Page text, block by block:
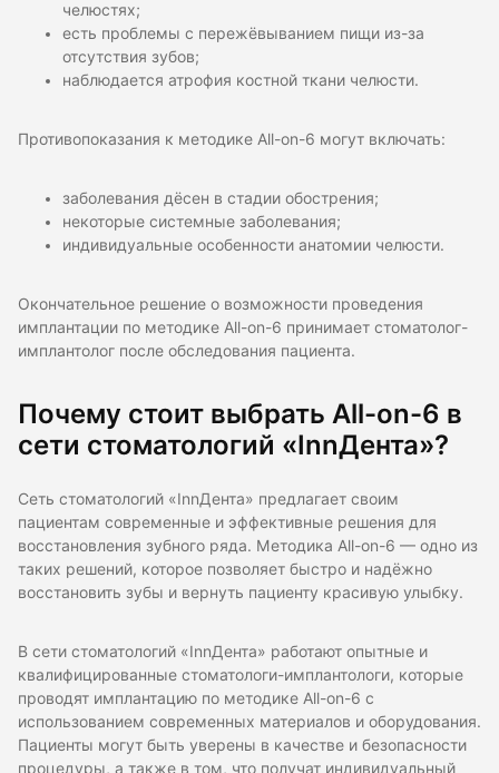
челюстях;
есть проблемы с пережёвыванием пищи из-за
отсутствия зубов;
наблюдается атрофия костной ткани челюсти.
Противопоказания к методике All-on-6 могут включать:
заболевания дёсен в стадии обострения;
некоторые системные заболевания;
индивидуальные особенности анатомии челюсти.
Окончательное решение о возможности проведения
имплантации по методике All-on-6 принимает стоматолог-
имплантолог после обследования пациента.
Почему стоит выбрать All-on-6 в
сети стоматологий «InnДента»?
Сеть стоматологий «InnДента» предлагает своим
пациентам современные и эффективные решения для
восстановления зубного ряда. Методика All-on-6 — одно из
таких решений, которое позволяет быстро и надёжно
восстановить зубы и вернуть пациенту красивую улыбку.
В сети стоматологий «InnДента» работают опытные и
квалифицированные стоматологи-имплантологи, которые
проводят имплантацию по методике All-on-6 с
использованием современных материалов и оборудования.
Пациенты могут быть уверены в качестве и безопасности
процедуры, а также в том, что получат индивидуальный